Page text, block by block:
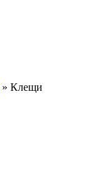
» Клещи